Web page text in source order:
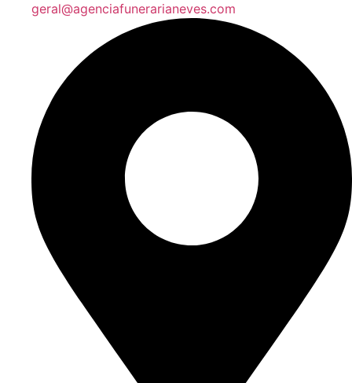
geral@agenciafunerarianeves.com